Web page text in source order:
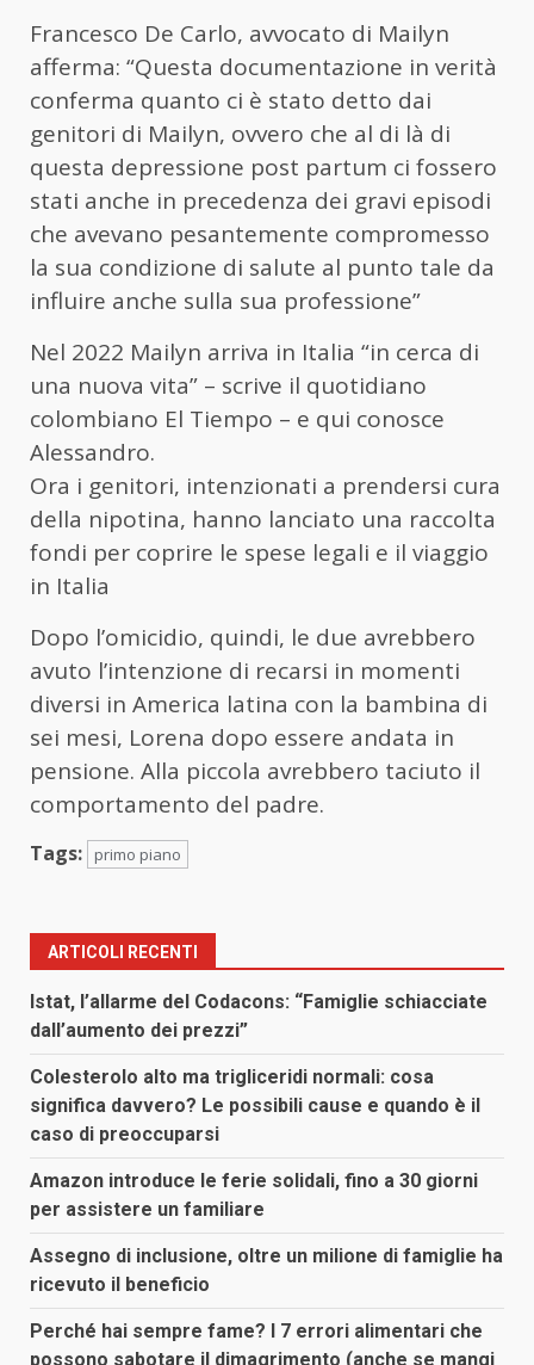
Francesco De Carlo, avvocato di Mailyn
afferma: “Questa documentazione in verità
conferma quanto ci è stato detto dai
genitori di Mailyn, ovvero che al di là di
questa depressione post partum ci fossero
stati anche in precedenza dei gravi episodi
che avevano pesantemente compromesso
la sua condizione di salute al punto tale da
influire anche sulla sua professione”
Nel 2022 Mailyn arriva in Italia “in cerca di
una nuova vita” – scrive il quotidiano
colombiano El Tiempo – e qui conosce
Alessandro.
Ora i genitori, intenzionati a prendersi cura
della nipotina, hanno lanciato una raccolta
fondi per coprire le spese legali e il viaggio
in Italia
Dopo l’omicidio, quindi, le due avrebbero
avuto l’intenzione di recarsi in momenti
diversi in America latina con la bambina di
sei mesi, Lorena dopo essere andata in
pensione. Alla piccola avrebbero taciuto il
comportamento del padre.
Tags: primo piano
ARTICOLI RECENTI
Istat, l’allarme del Codacons: “Famiglie schiacciate
dall’aumento dei prezzi”
Colesterolo alto ma trigliceridi normali: cosa
significa davvero? Le possibili cause e quando è il
caso di preoccuparsi
Amazon introduce le ferie solidali, fino a 30 giorni
per assistere un familiare
Assegno di inclusione, oltre un milione di famiglie ha
ricevuto il beneficio
Perché hai sempre fame? I 7 errori alimentari che
possono sabotare il dimagrimento (anche se mangi